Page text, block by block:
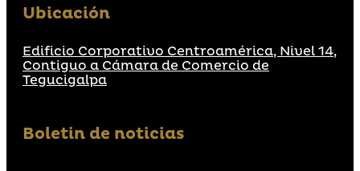
Ubicación
Edificio Corporativo Centroamérica, Nivel 14,
Contiguo a Cámara de Comercio de
Tegucigalpa
Boletin de noticias